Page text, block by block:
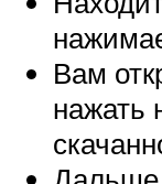
Вам
нажать